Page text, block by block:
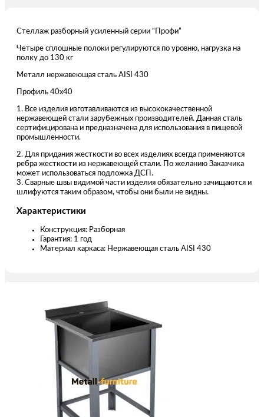
Стеллаж разборный усиленный серии “Профи”
Четыре сплошные полоки регулируются по уровню, нагрузка на
полку до 130 кг
Металл нержавеющая сталь AISI 430
Профиль 40х40
1. Все изделия изготавливаются из высококачественной
нержавеющей стали зарубежных производителей. Данная сталь
сертифицирована и предназначена для использования в пищевой
промышленности.
2. Для придания жесткости во всех изделиях всегда применяются
ребра жесткости из нержавеющей стали. По желанию Заказчика
может использоваться подложка ДСП.
3. Сварные швы видимой части изделия обязательно зачищаются и
шлифуются таким образом, чтобы они были не видны.
Характеристики
Конструкция: Разборная
Гарантия: 1 год
Материал каркаса: Нержавеющая сталь AISI 430